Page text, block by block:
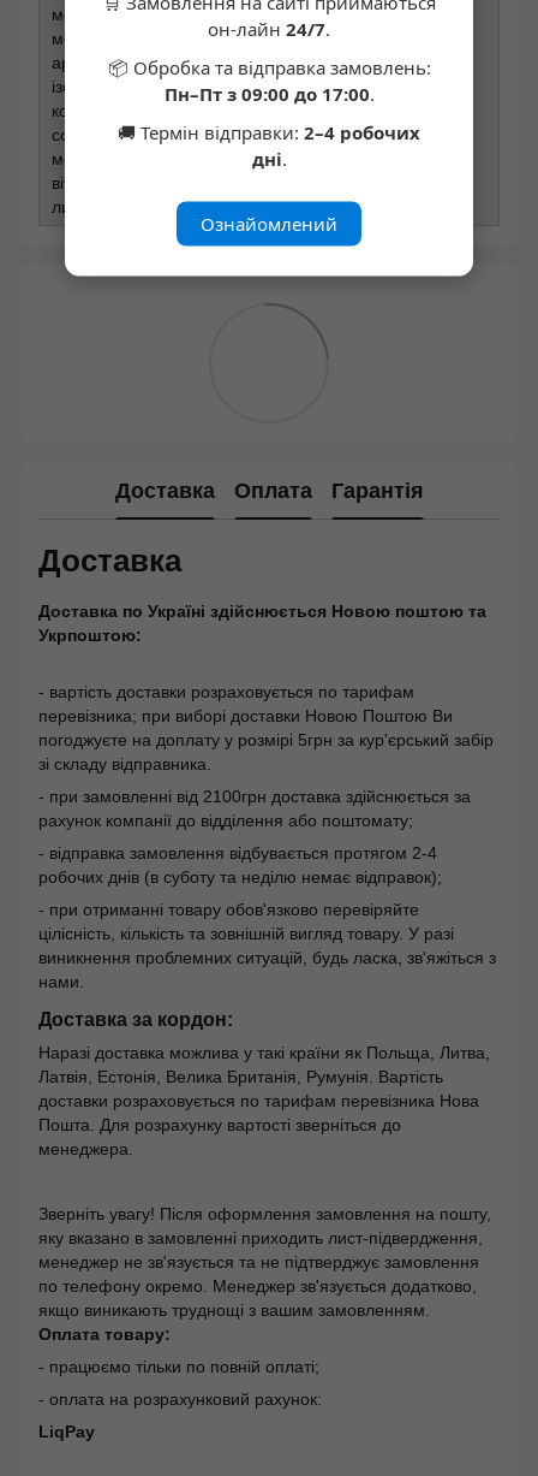
молоко сухе знежирене, кокосова олія, емульгатор –
моно- та дигліцериди жирних кислот, натуральний
ароматизатор), харчові волокна –
ізомальтоолігосахарид, смажений мигдаль 10%,
кокосова олія, вологоутримуючі агенти (гліцерин,
сорбітол), натуральний ароматизатор, емульгатор –
моно- та дигліцериди жирних кислот, антиоксиданти -
вітамін E (токоферол), регулятор кислотності –
лимонна кислота. Може містити сліди яєць.
Доставка Оплата Гарантія
Доставка
Доставка по Україні здійснюється Новою поштою та
Укрпоштою:
- вартість доставки розраховується по тарифам
перевізника; при виборі доставки Новою Поштою Ви
погоджуєте на доплату у розмірі 5грн за кур'єрський забір
зі складу відправника.
- при замовленні від 2100грн доставка здійснюється за
рахунок компанії до відділення або поштомату;
- відправка замовлення відбувається протягом 2-4
робочих днів (в суботу та неділю немає відправок);
- при отриманні товару обов'язково перевіряйте
цілісність, кількість та зовнішній вигляд товару. У разі
виникнення проблемних ситуацій, будь ласка, зв'яжіться з
нами.
Доставка за кордон:
Наразі доставка можлива у такі країни як Польща, Литва,
Латвія, Естонія, Велика Британія, Румунія. Вартість
доставки розраховується по тарифам перевізника Нова
Пошта. Для розрахунку вартості зверніться до
менеджера.
Зверніть увагу! Після оформлення замовлення на пошту,
яку вказано в замовленні приходить лист-підвердження,
менеджер не зв'язується та не підтверджує замовлення
по телефону окремо. Менеджер зв'язується додатково,
якщо виникають труднощі з вашим замовленням.
Оплата товару:
- працюємо тільки по повній оплаті;
- оплата на розрахунковий рахунок:
LiqPay
он-лайн 24/7.
📦 Обробка та відправка замовлень:
Пн–Пт з 09:00 до 17:00.
🚚 Термін відправки: 2–4 робочих
дні.
Ознайомлений